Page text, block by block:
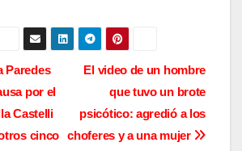
El video de un hombre
que tuvo un brote
psicótico: agredió a los
choferes y a una mujer
Paredes
por el
Castelli
cinco